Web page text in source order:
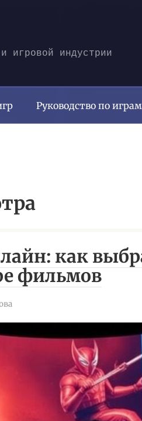
игровой индустрии
Руководство по играм
как
фильмов